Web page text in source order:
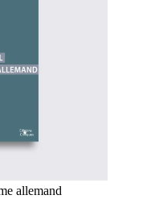
allemand